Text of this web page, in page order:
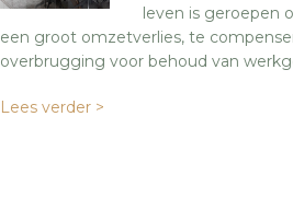
leven is geroepen
een groot omzetverlies, te
overbrugging voor behoud van
Lees verder >